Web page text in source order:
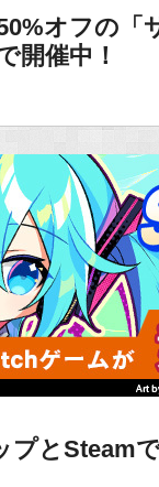
オフの「
開催中！
プとSteam